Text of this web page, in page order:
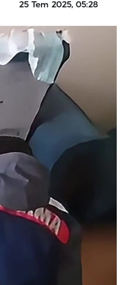
25 Tem 2025, 05:28